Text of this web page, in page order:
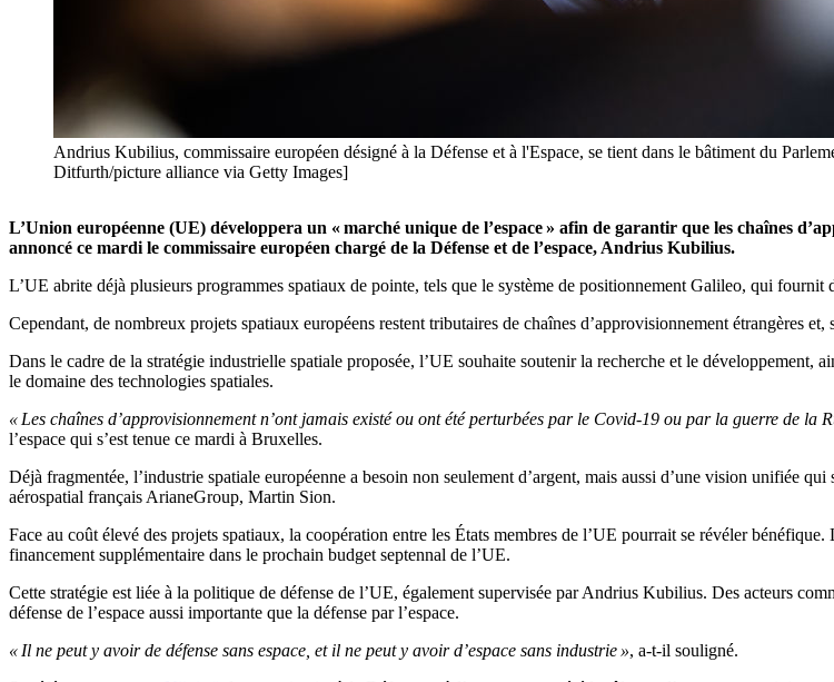
Andrius Kubilius, commissaire européen désigné à la Défense et à l'Espace, se tient dans le bâtiment du
Ditfurth/picture alliance via Getty Images]
L’Union européenne (UE) développera un « marché unique de l’espace » afin de garantir que les chaînes
annoncé ce mardi le commissaire européen chargé de la Défense et de l’espace, Andrius Kubilius.
L’UE abrite déjà plusieurs programmes spatiaux de pointe, tels que le système de positionnement Galileo, qui fournit
Cependant, de nombreux projets spatiaux européens restent tributaires de chaînes d’approvisionnement étrangères et,
Dans le cadre de la stratégie industrielle spatiale proposée, l’UE souhaite soutenir la recherche et le
le domaine des technologies spatiales.
« Les chaînes d’approvisionnement n’ont jamais existé ou ont été perturbées par le Covid-19 ou par la guerre de la
l’espace qui s’est tenue ce mardi à Bruxelles.
Déjà fragmentée, l’industrie spatiale européenne a besoin non seulement d’argent, mais aussi d’une vision unifiée
aérospatial français ArianeGroup, Martin Sion.
Face au coût élevé des projets spatiaux, la coopération entre les États membres de l’UE pourrait se révéler
financement supplémentaire dans le prochain budget septennal de l’UE.
Cette stratégie est liée à la politique de défense de l’UE, également supervisée par Andrius Kubilius. Des acteurs
défense de l’espace aussi importante que la défense par l’espace.
« Il ne peut y avoir de défense sans espace, et il ne peut y avoir d’espace sans industrie », a-t-il souligné.